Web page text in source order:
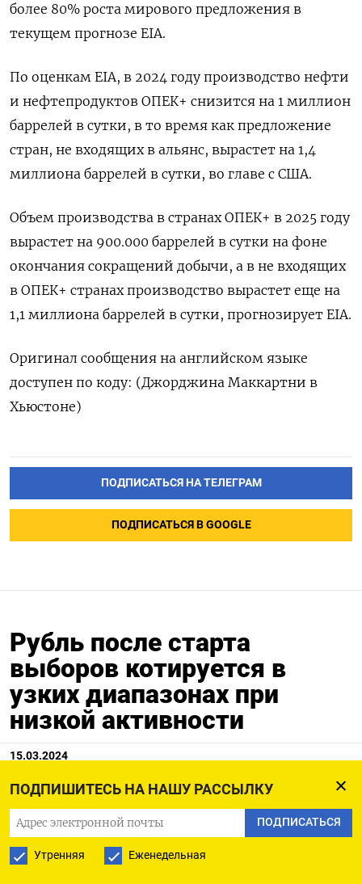
ПОДПИШИТЕСЬ НА НАШУ РАССЫЛКУ
ПОДПИСАТЬСЯ
Утренняя Еженедельная
более 80% роста мирового предложения в
текущем прогнозе EIA.
По оценкам EIA, в 2024 году производство нефти
и нефтепродуктов ОПЕК+ снизится на 1 миллион
баррелей в сутки, в то время как предложение
стран, не входящих в альянс, вырастет на 1,4
миллиона баррелей в сутки, во главе с США.
Объем производства в странах ОПЕК+ в 2025 году
вырастет на 900.000 баррелей в сутки на фоне
окончания сокращений добычи, а в не входящих
в ОПЕК+ странах производство вырастет еще на
1,1 миллиона баррелей в сутки, прогнозирует EIA.
Оригинал сообщения на английском языке
доступен по коду: (Джорджина Маккартни в
Хьюстоне)
ПОДПИСАТЬСЯ НА ТЕЛЕГРАМ
ПОДПИСАТЬСЯ В GOOGLE
Рубль после старта
выборов котируется в
узких диапазонах при
низкой активности
15.03.2024
МОСКВА, 15 мар (Рейтер) - Рубль сохраняет
малую подвижность на основной биржевой
сессии пятницы - участники рынка пока